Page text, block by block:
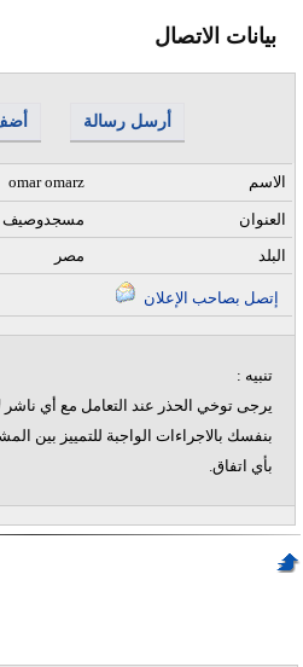
بيانات الاتصال
أرسل رسالة
omar omarz الاسم
مسجدوصيف
العنوان
مصر
البلد
تنبيه :
يرجى توخي الحذر عند التعامل مع أي ناشر
بنفسك بالاجراءات الواجبة للتمييز بين
بأي اتفاق.